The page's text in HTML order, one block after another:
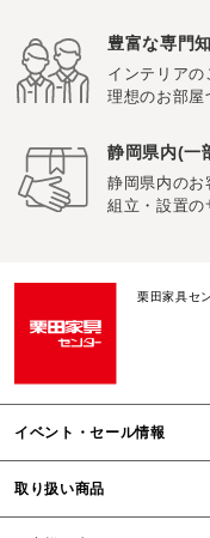
豊富な専門
インテリアの
理想のお部屋
静岡県内(一
静岡県内の
組立・設置の
栗田家具セ
イベント・セール情報
取り扱い商品